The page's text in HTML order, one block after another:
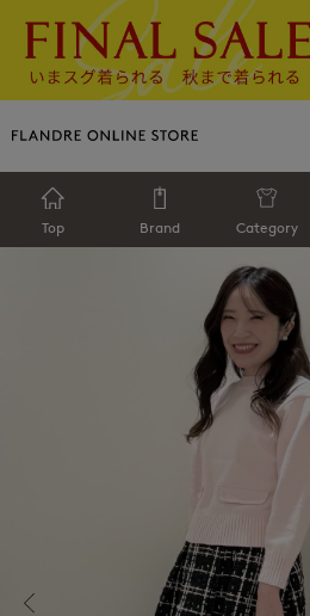
Top Brand Category